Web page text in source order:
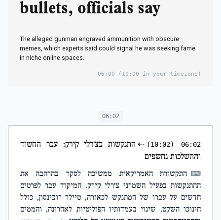
bullets, officials say
The alleged gunman engraved ammunition with obscure
memes, which experts said could signal he was seeking fame
in niche online spaces.
06:00 (10:00 in your timezone)
06:02
06:02
(10:02)
⇠ התנקשות בצ'רלי קירק: עבר החשוד
וההשלכות נחשפים
⌨ התקשורת האמריקאית ממשיכה לסקר בהרחבה את
ההתנקשות בפעיל השמרני צ'רלי קירק. המיקוד עבר לפרטים
חדשים על עברו של המתנקש לכאורה, טיילר רובינסון, כולל
חינוכו השקט, שינוי בעמדותיו הפוליטיות לאחרונה, והממים